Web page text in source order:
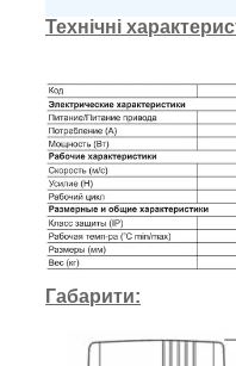
Технічні
Габарити: